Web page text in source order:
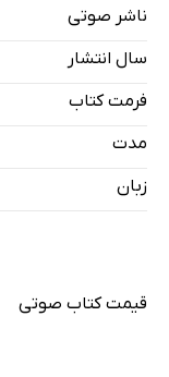
ناشر صوتی
سال انتشار
فرمت کتاب
مدت
زبان
قیمت کتاب صوتی